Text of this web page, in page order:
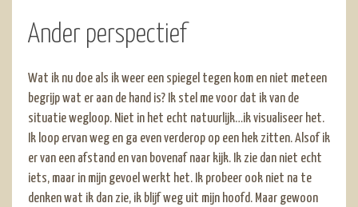
Ander perspectief
Wat ik nu doe als ik weer een spiegel tegen kom en niet meteen
begrijp wat er aan de hand is? Ik stel me voor dat ik van de
situatie wegloop. Niet in het echt natuurlijk…ik visualiseer het.
Ik loop ervan weg en ga even verderop op een hek zitten. Alsof ik
er van een afstand en van bovenaf naar kijk. Ik zie dan niet echt
iets, maar in mijn gevoel werkt het. Ik probeer ook niet na te
denken wat ik dan zie, ik blijf weg uit mijn hoofd. Maar gewoon